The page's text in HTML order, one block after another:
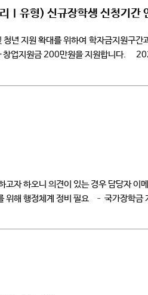
Ⅰ유형) 신규장학생 신청기간
지원 확대를 위하여 학자금지원구
·창업지원금 200만원을 지원합니다.
자 하오니 의견이 있는 경우 담당자
해 행정체계 정비 필요 – 국가장학금